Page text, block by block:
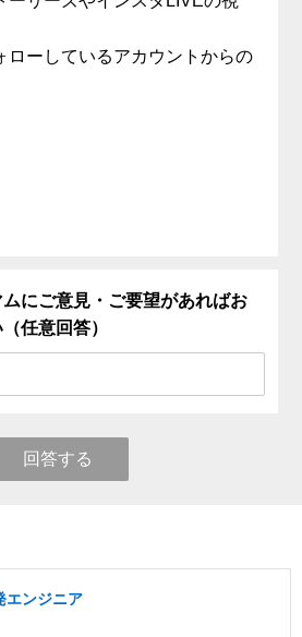
ローしているアカウントからの
にご意見・ご要望があればお
任意回答）
回答する
エンジニア